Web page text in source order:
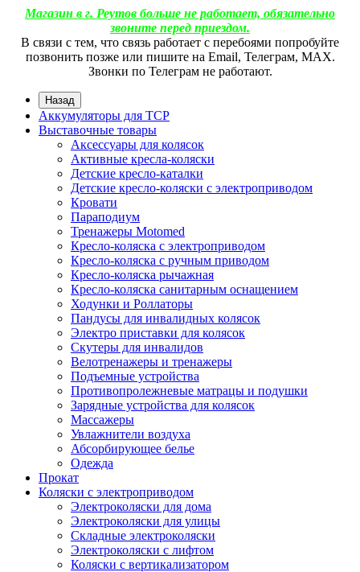
Магазин в г. Реутов больше не работает, обязательно
звоните перед приездом.
В связи с тем, что связь работает с перебоями попробуйте
позвонить позже или пишите на Email, Телеграм, МАХ.
Звонки по Телеграм не работают.
Назад
Аккумуляторы для ТСР
Выставочные товары
Аксессуары для колясок
Активные кресла-коляски
Детские кресло-каталки
Детские кресло-коляски с электроприводом
Кровати
Параподиум
Тренажеры Motomed
Кресло-коляска с электроприводом
Кресло-коляска с ручным приводом
Кресло-коляска рычажная
Кресло-коляска санитарным оснащением
Ходунки и Роллаторы
Пандусы для инвалидных колясок
Электро приставки для колясок
Скутеры для инвалидов
Велотренажеры и тренажеры
Подъемные устройства
Противопролежневые матрацы и подушки
Зарядные устройства для колясок
Массажеры
Увлажнители воздуха
Абсорбирующее белье
Одежда
Прокат
Коляски с электроприводом
Электроколяски для дома
Электроколяски для улицы
Складные электроколяски
Электроколяски с лифтом
Коляски с вертикализатором